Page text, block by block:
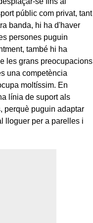
públic com privat, tant
banda, hi ha d'haver
persones puguin
també hi ha
les grans preocupacions
una competència
moltíssim. En
línia de suport als
perquè puguin adaptar
lloguer per a parelles i